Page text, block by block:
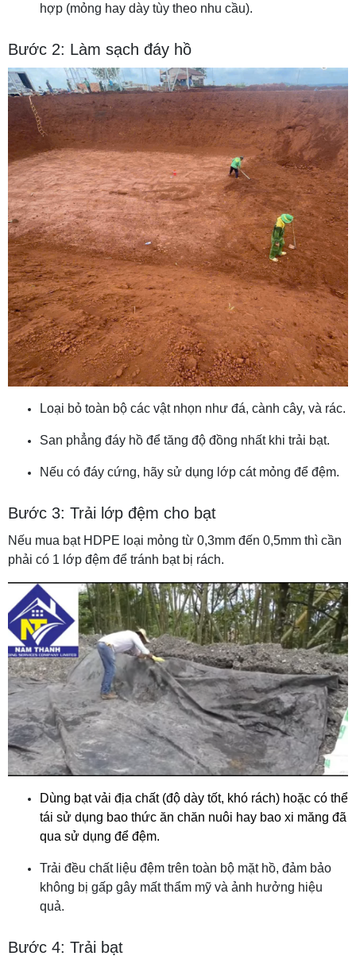
hợp (mỏng hay dày tùy theo nhu cầu).
Bước 2: Làm sạch đáy hồ
Loại bỏ toàn bộ các vật nhọn như đá, cành cây, và rác.
San phẳng đáy hồ để tăng độ đồng nhất khi trải bạt.
Nếu có đáy cứng, hãy sử dụng lớp cát mỏng để đệm.
Bước 3: Trải lớp đệm cho bạt
Nếu mua bạt HDPE loại mỏng từ 0,3mm đến 0,5mm thì cần
phải có 1 lớp đệm để tránh bạt bị rách.
Dùng bạt vải địa chất (độ dày tốt, khó rách) hoặc có thể
tái sử dụng bao thức ăn chăn nuôi hay bao xi măng đã
qua sử dụng để đệm.
Trải đều chất liệu đệm trên toàn bộ mặt hồ, đảm bảo
không bị gấp gây mất thẩm mỹ và ảnh hưởng hiệu
quả.
Bước 4: Trải bạt